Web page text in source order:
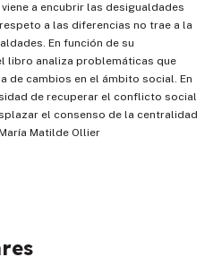
a encubrir las desigualdades
a las diferencias no trae a la
En función de su
libro analiza problemáticas que
de cambios en el ámbito social. En
de recuperar el conflicto social
el consenso de la centralidad
Matilde Ollier